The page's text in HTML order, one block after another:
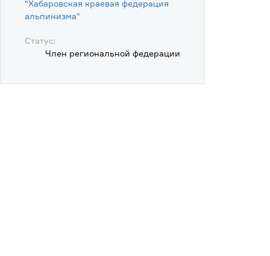
"Хабаровская краевая федерация
альпинизма"
Статус:
Член региональной федерации